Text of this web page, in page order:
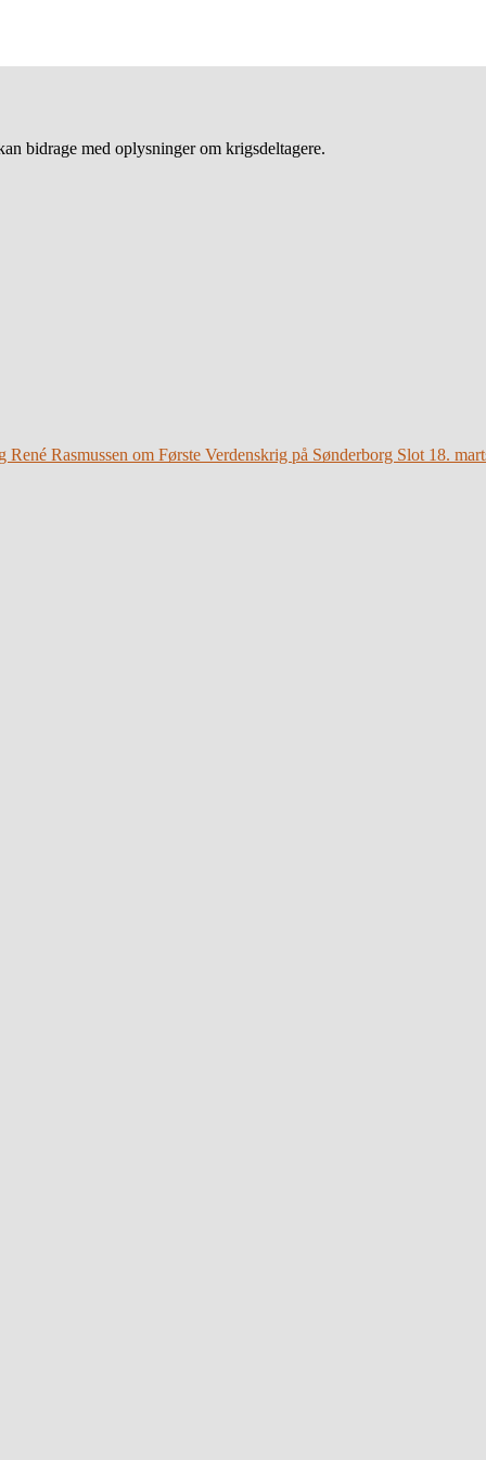
bidrage med oplysninger om krigsdeltagere.
Rasmussen om Første Verdenskrig på Sønderborg Slot 18.